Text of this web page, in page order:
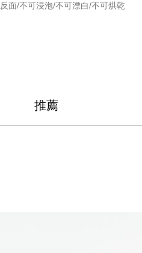
面/不可浸泡/不可漂白/不可烘乾
推薦